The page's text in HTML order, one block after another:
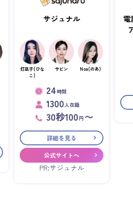
サジュナル
灯凪子(ひな
こ)
サビン Noa(のあ)
24 時間
1300人在籍
30秒100 円 〜
詳細を見る
公式サイトへ
PR:サジュナル
電